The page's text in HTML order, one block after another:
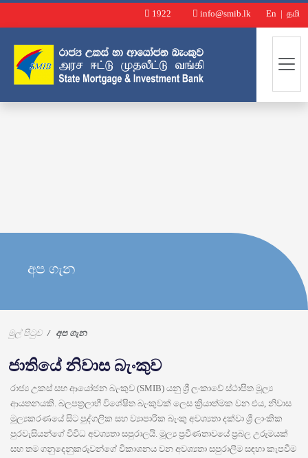
1922 info@smib.lk En | தமி
අප ගැන
මුල් පිටුව අප ගැන
ජාතියේ නිවාස බැංකුව
රාජ්‍ය උකස් සහ ආයෝජන බැංකුව (SMIB) යනු ශ්‍රී ලංකාවේ ස්ථාපිත මූල්‍ය
ආයතනයකි. බලපත්‍රලාභී විශේෂිත බැංකුවක් ලෙස ක්‍රියාත්මක වන එය, නිවාස
මූල්‍යකරණයේ සිට පුද්ගලික සහ ව්‍යාපාරික බැංකු අවශ්‍යතා දක්වා ශ්‍රී ලාංකික
පුරවැසියන්ගේ විවිධ අවශ්‍යතා සපුරාලයි. මූල්‍ය ප්‍රවීණතාවයේ ප්‍රබල උරුමයක්
සහ තම ගනුදෙනුකරුවන්ගේ විකාශනය වන අවශ්‍යතා සපුරාලීම සඳහා කැපවීම